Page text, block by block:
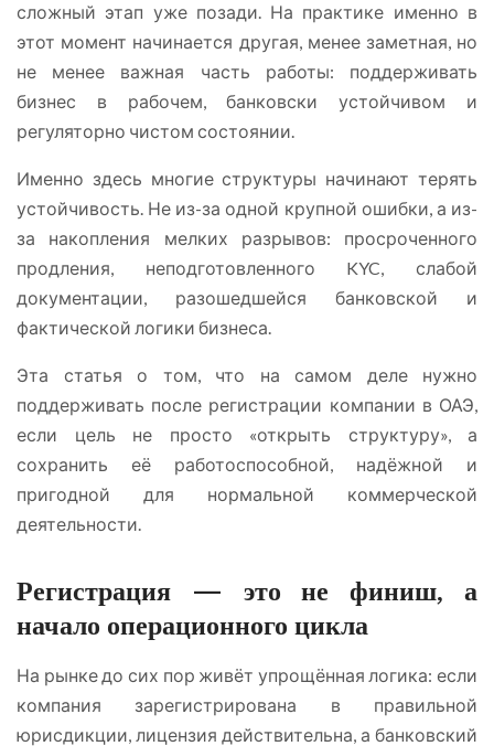
сложный этап уже позади. На практике именно в
этот момент начинается другая, менее заметная, но
не менее важная часть работы: поддерживать
бизнес в рабочем, банковски устойчивом и
регуляторно чистом состоянии.
Именно здесь многие структуры начинают терять
устойчивость. Не из-за одной крупной ошибки, а из-
за накопления мелких разрывов: просроченного
продления, неподготовленного KYC, слабой
документации, разошедшейся банковской и
фактической логики бизнеса.
Эта статья о том, что на самом деле нужно
поддерживать после регистрации компании в ОАЭ,
если цель не просто «открыть структуру», а
сохранить её работоспособной, надёжной и
пригодной для нормальной коммерческой
деятельности.
Регистрация — это не финиш, а
начало операционного цикла
На рынке до сих пор живёт упрощённая логика: если
компания зарегистрирована в правильной
юрисдикции, лицензия действительна, а банковский